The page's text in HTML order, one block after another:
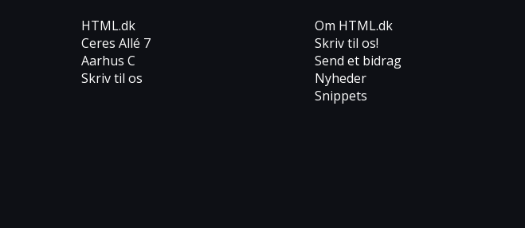
HTML.dk
Ceres Allé 7
Aarhus C
Skriv til os
Om HTML.dk
Skriv til os!
Send et bidrag
Nyheder
Snippets